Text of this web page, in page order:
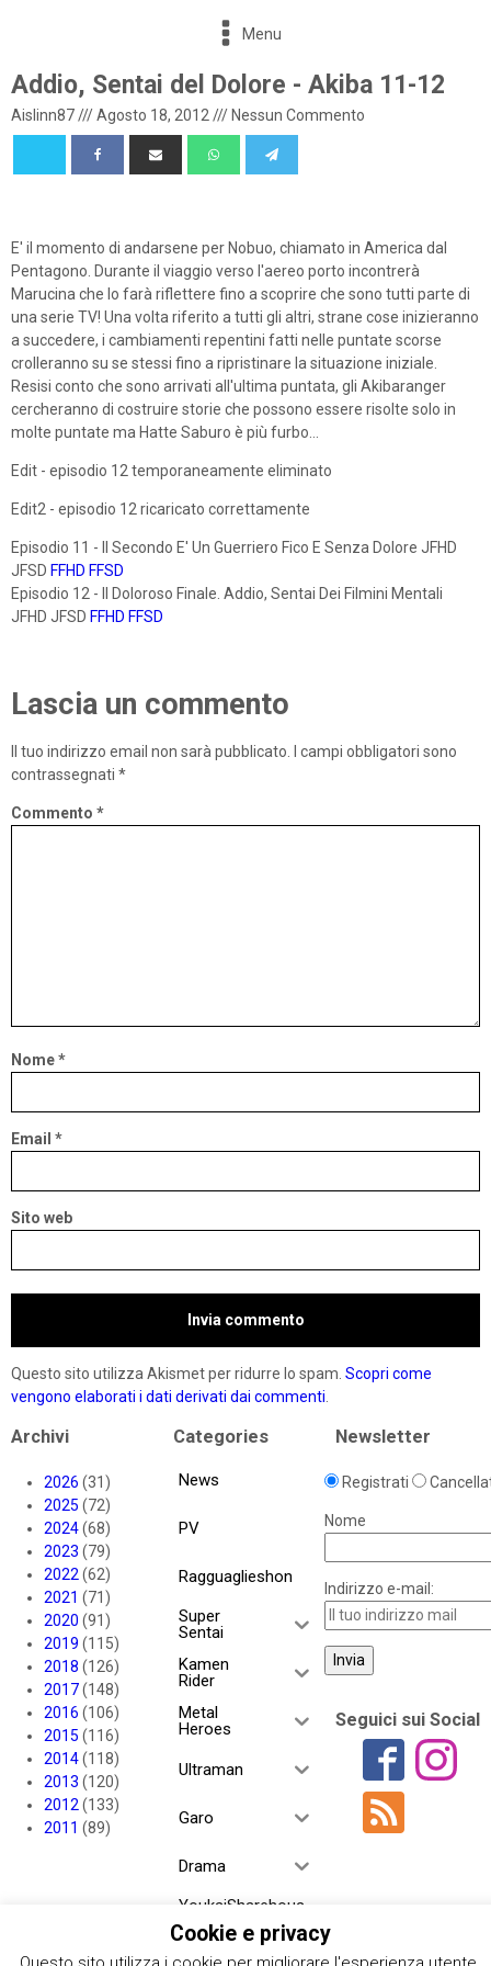
Menu
Addio, Sentai del Dolore - Akiba 11-12
Aislinn87///Agosto 18, 2012 /// Nessun Commento
E' il momento di andarsene per Nobuo, chiamato in America dal
Pentagono. Durante il viaggio verso l'aereo porto incontrerà
Marucina che lo farà riflettere fino a scoprire che sono tutti parte di
una serie TV! Una volta riferito a tutti gli altri, strane cose inizieranno
a succedere, i cambiamenti repentini fatti nelle puntate scorse
crolleranno su se stessi fino a ripristinare la situazione iniziale.
Resisi conto che sono arrivati all'ultima puntata, gli Akibaranger
cercheranno di costruire storie che possono essere risolte solo in
molte puntate ma Hatte Saburo è più furbo...
Edit - episodio 12 temporaneamente eliminato
Edit2 - episodio 12 ricaricato correttamente
Episodio 11 - Il Secondo E' Un Guerriero Fico E Senza Dolore JFHD
JFSD FFHD FFSD
Episodio 12 - Il Doloroso Finale. Addio, Sentai Dei Filmini Mentali
JFHD JFSD FFHD FFSD
Lascia un commento
Il tuo indirizzo email non sarà pubblicato.
I campi obbligatori sono
contrassegnati *
Commento *
Nome*
Email *
Sito web
Questo sito utilizza Akismet per ridurre lo spam. Scopri come
vengono elaborati i dati derivati dai commenti.
Archivi
2026 (31)
2025 (72)
2024(68)
2023 (79)
2022(62)
2021 (71)
2020 (91)
2019 (115)
2018 (126)
2017(148)
2016 (106)
2015 (116)
2014(118)
2013 (120)
2012(133)
2011 (89)
Categories
News
PV
Ragguaglieshon
Super
Sentai
Kamen
Rider
Metal
Heroes
Ultraman
Garo
Drama
YoukaiSharehous
e
Newsletter
Registrati
Nome
Indirizzo e-mail:
Seguici sui Social
Cookie e privacy